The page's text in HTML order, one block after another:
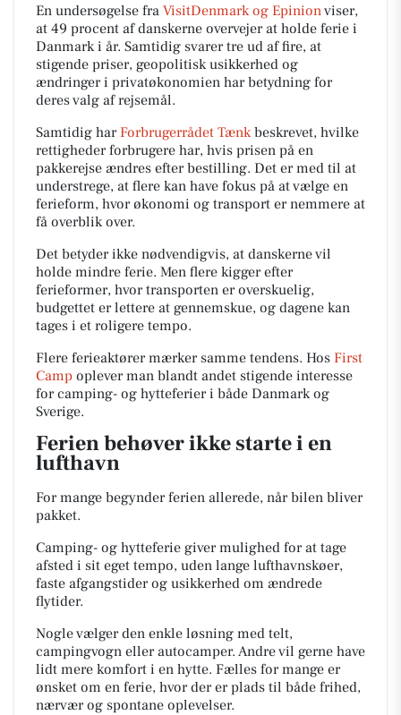
En undersøgelse fra VisitDenmark og Epinionviser,
at 49 procent af danskerne overvejer at holde ferie i
Danmark i år. Samtidig svarer tre ud af fire, at
stigende priser, geopolitisk usikkerhed og
ændringer i privatøkonomien har betydning for
deres valg af rejsemål.
Samtidig har Forbrugerrådet Tænkbeskrevet, hvilke
rettigheder forbrugere har, hvis prisen på en
pakkerejse ændres efter bestilling. Det er med til at
understrege, at flere kan have fokus på at vælge en
ferieform, hvor økonomi og transport er nemmere at
få overblik over.
Det betyder ikke nødvendigvis, at danskerne vil
holde mindre ferie. Men flere kigger efter
ferieformer, hvor transporten er overskuelig,
budgettet er lettere at gennemskue, og dagene kan
tages i et roligere tempo.
Flere ferieaktører mærker samme tendens. Hos First
Camp oplever man blandt andet stigende interesse
for camping- og hytteferier i både Danmark og
Sverige.
Ferien behøver ikke starte i en
lufthavn
For mange begynder ferien allerede, når bilen bliver
pakket.
Camping- og hytteferie giver mulighed for at tage
afsted i sit eget tempo, uden lange lufthavnskøer,
faste afgangstider og usikkerhed om ændrede
flytider.
Nogle vælger den enkle løsning med telt,
campingvogn eller autocamper. Andre vil gerne have
lidt mere komfort i en hytte. Fælles for mange er
ønsket om en ferie, hvor der er plads til både frihed,
nærvær og spontane oplevelser.